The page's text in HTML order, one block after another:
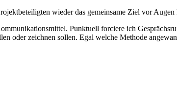
wieder das gemeinsame Ziel vor Augen
Punktuell forciere ich
oder zeichnen sollen. Egal welche Methode